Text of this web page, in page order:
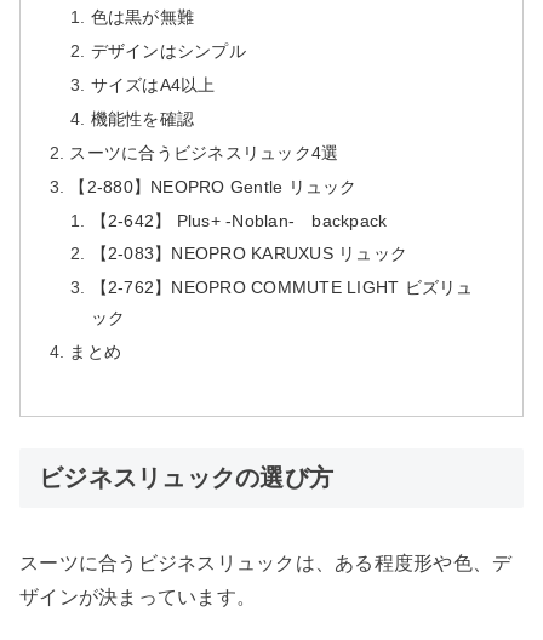
色は黒が無難
デザインはシンプル
サイズはA4以上
機能性を確認
スーツに合うビジネスリュック4選
【2-880】NEOPRO Gentle リュック
【2-642】 Plus+ -Noblan- backpack
【2-083】NEOPRO KARUXUS リュック
【2-762】NEOPRO COMMUTE LIGHT ビズリュ
ック
まとめ
ビジネスリュックの選び方
スーツに合うビジネスリュックは、ある程度形や色、デ
ザインが決まっています。